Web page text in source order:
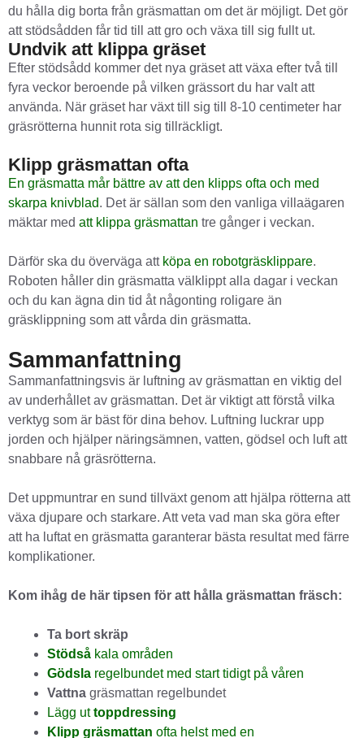
du hålla dig borta från gräsmattan om det är möjligt. Det gör
att stödsådden får tid till att gro och växa till sig fullt ut.
Undvik att klippa gräset
Efter stödsådd kommer det nya gräset att växa efter två till
fyra veckor beroende på vilken grässort du har valt att
använda. När gräset har växt till sig till 8-10 centimeter har
gräsrötterna hunnit rota sig tillräckligt.
Klipp gräsmattan ofta
En gräsmatta mår bättre av att den klipps ofta och med
skarpa knivblad. Det är sällan som den vanliga villaägaren
mäktar med att klippa gräsmattan tre gånger i veckan.
Därför ska du överväga att köpa en robotgräsklippare.
Roboten håller din gräsmatta välklippt alla dagar i veckan
och du kan ägna din tid åt någonting roligare än
gräsklippning som att vårda din gräsmatta.
Sammanfattning
Sammanfattningsvis är luftning av gräsmattan en viktig del
av underhållet av gräsmattan. Det är viktigt att förstå vilka
verktyg som är bäst för dina behov. Luftning luckrar upp
jorden och hjälper näringsämnen, vatten, gödsel och luft att
snabbare nå gräsrötterna.
Det uppmuntrar en sund tillväxt genom att hjälpa rötterna att
växa djupare och starkare. Att veta vad man ska göra efter
att ha luftat en gräsmatta garanterar bästa resultat med färre
komplikationer.
Kom ihåg de här tipsen för att hålla gräsmattan fräsch:
Ta bort skräp
Stödså kala områden
Gödsla regelbundet med start tidigt på våren
Vattna gräsmattan regelbundet
Lägg uttoppdressing
Klipp gräsmattan ofta helst med en